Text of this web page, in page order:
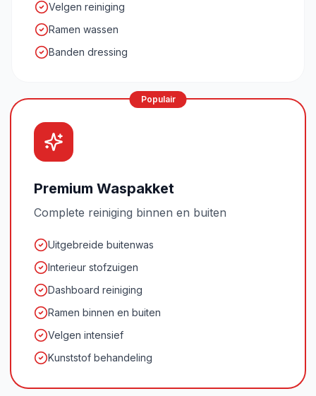
Velgen reiniging
Ramen wassen
Banden dressing
Populair
Premium Waspakket
Complete reiniging binnen en buiten
Uitgebreide buitenwas
Interieur stofzuigen
Dashboard reiniging
Ramen binnen en buiten
Velgen intensief
Kunststof behandeling